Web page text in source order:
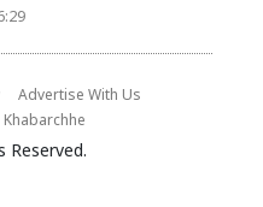
Advertise With Us
Khabarchhe
Reserved.